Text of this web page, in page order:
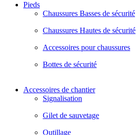
Pieds
Chaussures Basses de sécurité
Chaussures Hautes de sécurité
Accessoires pour chaussures
Bottes de sécurité
Accessoires de chantier
Signalisation
Gilet de sauvetage
Outillage